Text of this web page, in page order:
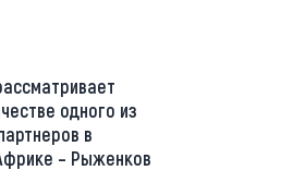
одного из
в
– Рыженков